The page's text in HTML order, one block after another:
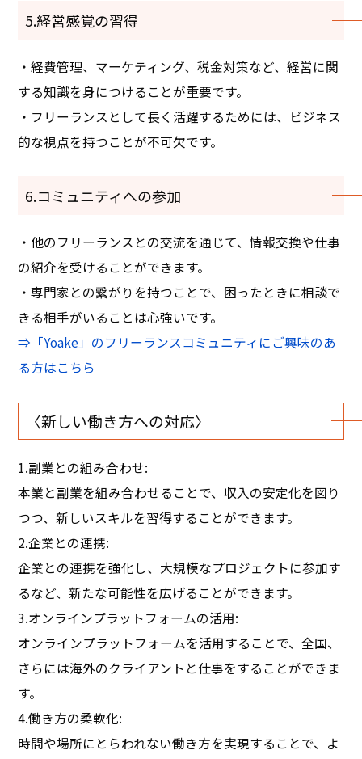
5.経営感覚の習得
・経費管理、マーケティング、税金対策など、経営に関
する知識を身につけることが重要です。
・フリーランスとして長く活躍するためには、ビジネス
的な視点を持つことが不可欠です。
6.コミュニティへの参加
・他のフリーランスとの交流を通じて、情報交換や仕事
の紹介を受けることができます。
・専門家との繋がりを持つことで、困ったときに相談で
きる相手がいることは心強いです。
⇒「Yoake」のフリーランスコミュニティにご興味のあ
る方はこちら
〈新しい働き方への対応〉
1.副業との組み合わせ:
本業と副業を組み合わせることで、収入の安定化を図り
つつ、新しいスキルを習得することができます。
2.企業との連携:
企業との連携を強化し、大規模なプロジェクトに参加す
るなど、新たな可能性を広げることができます。
3.オンラインプラットフォームの活用:
オンラインプラットフォームを活用することで、全国、
さらには海外のクライアントと仕事をすることができま
す。
4.働き方の柔軟化:
時間や場所にとらわれない働き方を実現することで、よ